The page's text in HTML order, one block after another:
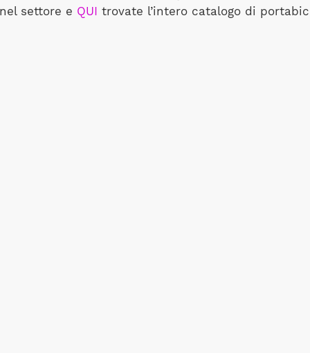
settore e QUI trovate l’intero catalogo di